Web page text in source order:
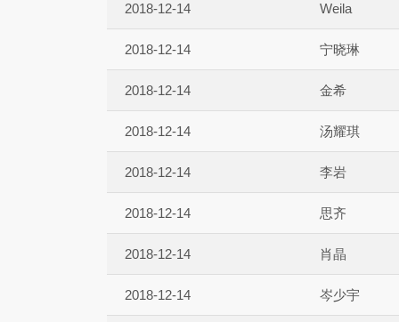
2018-12-14 Weila
2018-12-14 宁晓琳
2018-12-14 金希
2018-12-14 汤耀琪
2018-12-14 李岩
2018-12-14 思齐
2018-12-14 肖晶
2018-12-14 岑少宇